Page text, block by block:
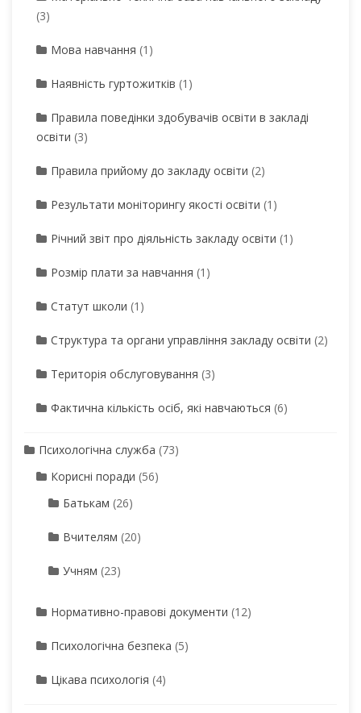
(3)
Мова навчання (1)
Наявність гуртожитків (1)
Правила поведінки здобувачів освіти в закладі
освіти (3)
Правила прийому до закладу освіти (2)
Результати моніторингу якості освіти (1)
Річний звіт про діяльність закладу освіти (1)
Розмір плати за навчання (1)
Статут школи (1)
Структура та органи управління закладу освіти (2)
Територія обслуговування (3)
Фактична кількість осіб, які навчаються (6)
Психологічна служба (73)
Корисні поради (56)
Батькам (26)
Вчителям (20)
Учням (23)
Нормативно-правові документи (12)
Психологічна безпека (5)
Цікава психологія (4)